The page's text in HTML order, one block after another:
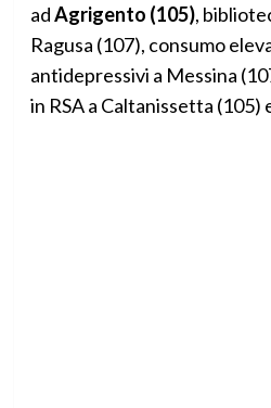
adAgrigento (105),
Ragusa (107), consumo
antidepressivi a Messina
in RSA a Caltanissetta (105)